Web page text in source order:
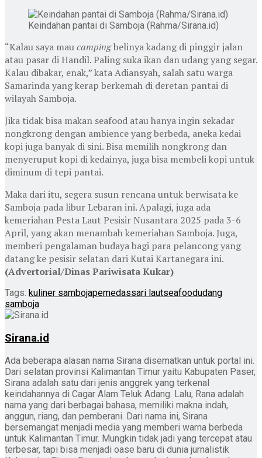
Keindahan pantai di Samboja (Rahma/Sirana.id)
“Kalau saya maucampingbelinya kadang di pinggir jalan
atau pasar di Handil. Paling suka ikan dan udang yang segar.
Kalau dibakar, enak,” kata Adiansyah, salah satu warga
Samarinda yang kerap berkemah di deretan pantai di
wilayah Samboja.
Jika tidak bisa makan seafood atau hanya ingin sekadar
nongkrong dengan ambience yang berbeda, aneka kedai
kopi juga banyak di sini. Bisa memilih nongkrong dan
menyeruput kopi di kedainya, juga bisa membeli kopi untuk
diminum di tepi pantai.
Maka dari itu, segera susun rencana untuk berwisata ke
Samboja pada libur Lebaran ini. Apalagi, juga ada
kemeriahan Pesta Laut Pesisir Nusantara 2025 pada 3-6
April, yang akan menambah kemeriahan Samboja. Juga,
memberi pengalaman budaya bagi para pelancong yang
datang ke pesisir selatan dari Kutai Kartanegara ini.
(Advertorial/Dinas Pariwisata Kukar)
Tags: kuliner sambojapemedassari lautseafoodudang
samboja
Sirana.id
Ada beberapa alasan nama Sirana disematkan untuk portal ini.
Dari selatan provinsi Kalimantan Timur yaitu Kabupaten Paser,
Sirana adalah satu dari jenis anggrek yang terkenal
keindahannya di Cagar Alam Teluk Adang. Lalu, Rana adalah
nama yang dari berbagai bahasa, memiliki makna indah,
anggun, riang, dan pemberani. Dari nama ini, Sirana
bersemangat menjadi media yang memberi warna berbeda
untuk Kalimantan Timur. Mungkin tidak jadi yang tercepat atau
terbesar, tapi bisa menjadi oase baru di dunia jurnalistik